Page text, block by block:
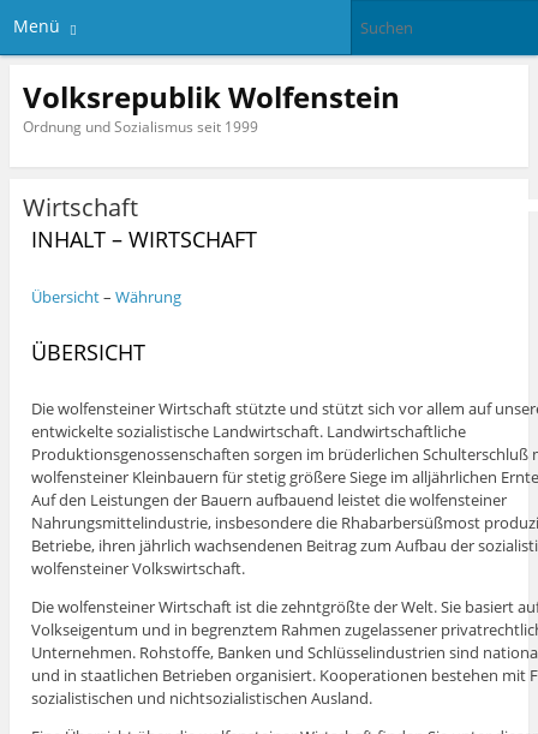
Menü
Volksrepublik Wolfenstein
Ordnung und Sozialismus seit 1999
Wirtschaft
INHALT – WIRTSCHAFT
Übersicht– Währung
ÜBERSICHT
Die wolfensteiner Wirtschaft stützte und stützt sich vor allem auf
entwickelte sozialistische Landwirtschaft. Landwirtschaftliche
Produktionsgenossenschaften sorgen im brüderlichen Schulterschluß
wolfensteiner Kleinbauern für stetig größere Siege im alljährlichen
Auf den Leistungen der Bauern aufbauend leistet die wolfensteiner
Nahrungsmittelindustrie, insbesondere die Rhabarbersüßmost
Betriebe, ihren jährlich wachsendenen Beitrag zum Aufbau der
wolfensteiner Volkswirtschaft.
Die wolfensteiner Wirtschaft ist die zehntgrößte der Welt. Sie basiert
Volkseigentum und in begrenztem Rahmen zugelassener
Unternehmen. Rohstoffe, Banken und Schlüsselindustrien sind
und in staatlichen Betrieben organisiert. Kooperationen bestehen mit
sozialistischen und nichtsozialistischen Ausland.